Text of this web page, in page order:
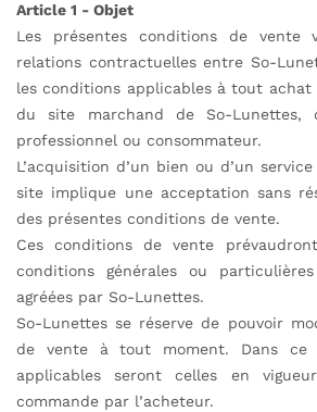
Article 1 - Objet
Les présentes conditions de vente
relations contractuelles entre So-
les conditions applicables à tout
du site marchand de So-Lunettes,
professionnel ou consommateur.
L’acquisition d’un bien ou d’un
site implique une acceptation sans
des présentes conditions de vente.
Ces conditions de vente
conditions générales ou
agréées par So-Lunettes.
So-Lunettes se réserve de pouvoir
de vente à tout moment. Dans ce
applicables seront celles en
commande par l’acheteur.